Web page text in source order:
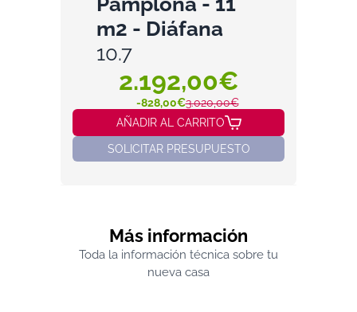
m2 - Diáfana
10.7
2.192,00€
-828,00€3.020,00€
AÑADIR AL CARRITO
SOLICITAR PRESUPUESTO
Más información
Toda la información técnica sobre tu
nueva casa